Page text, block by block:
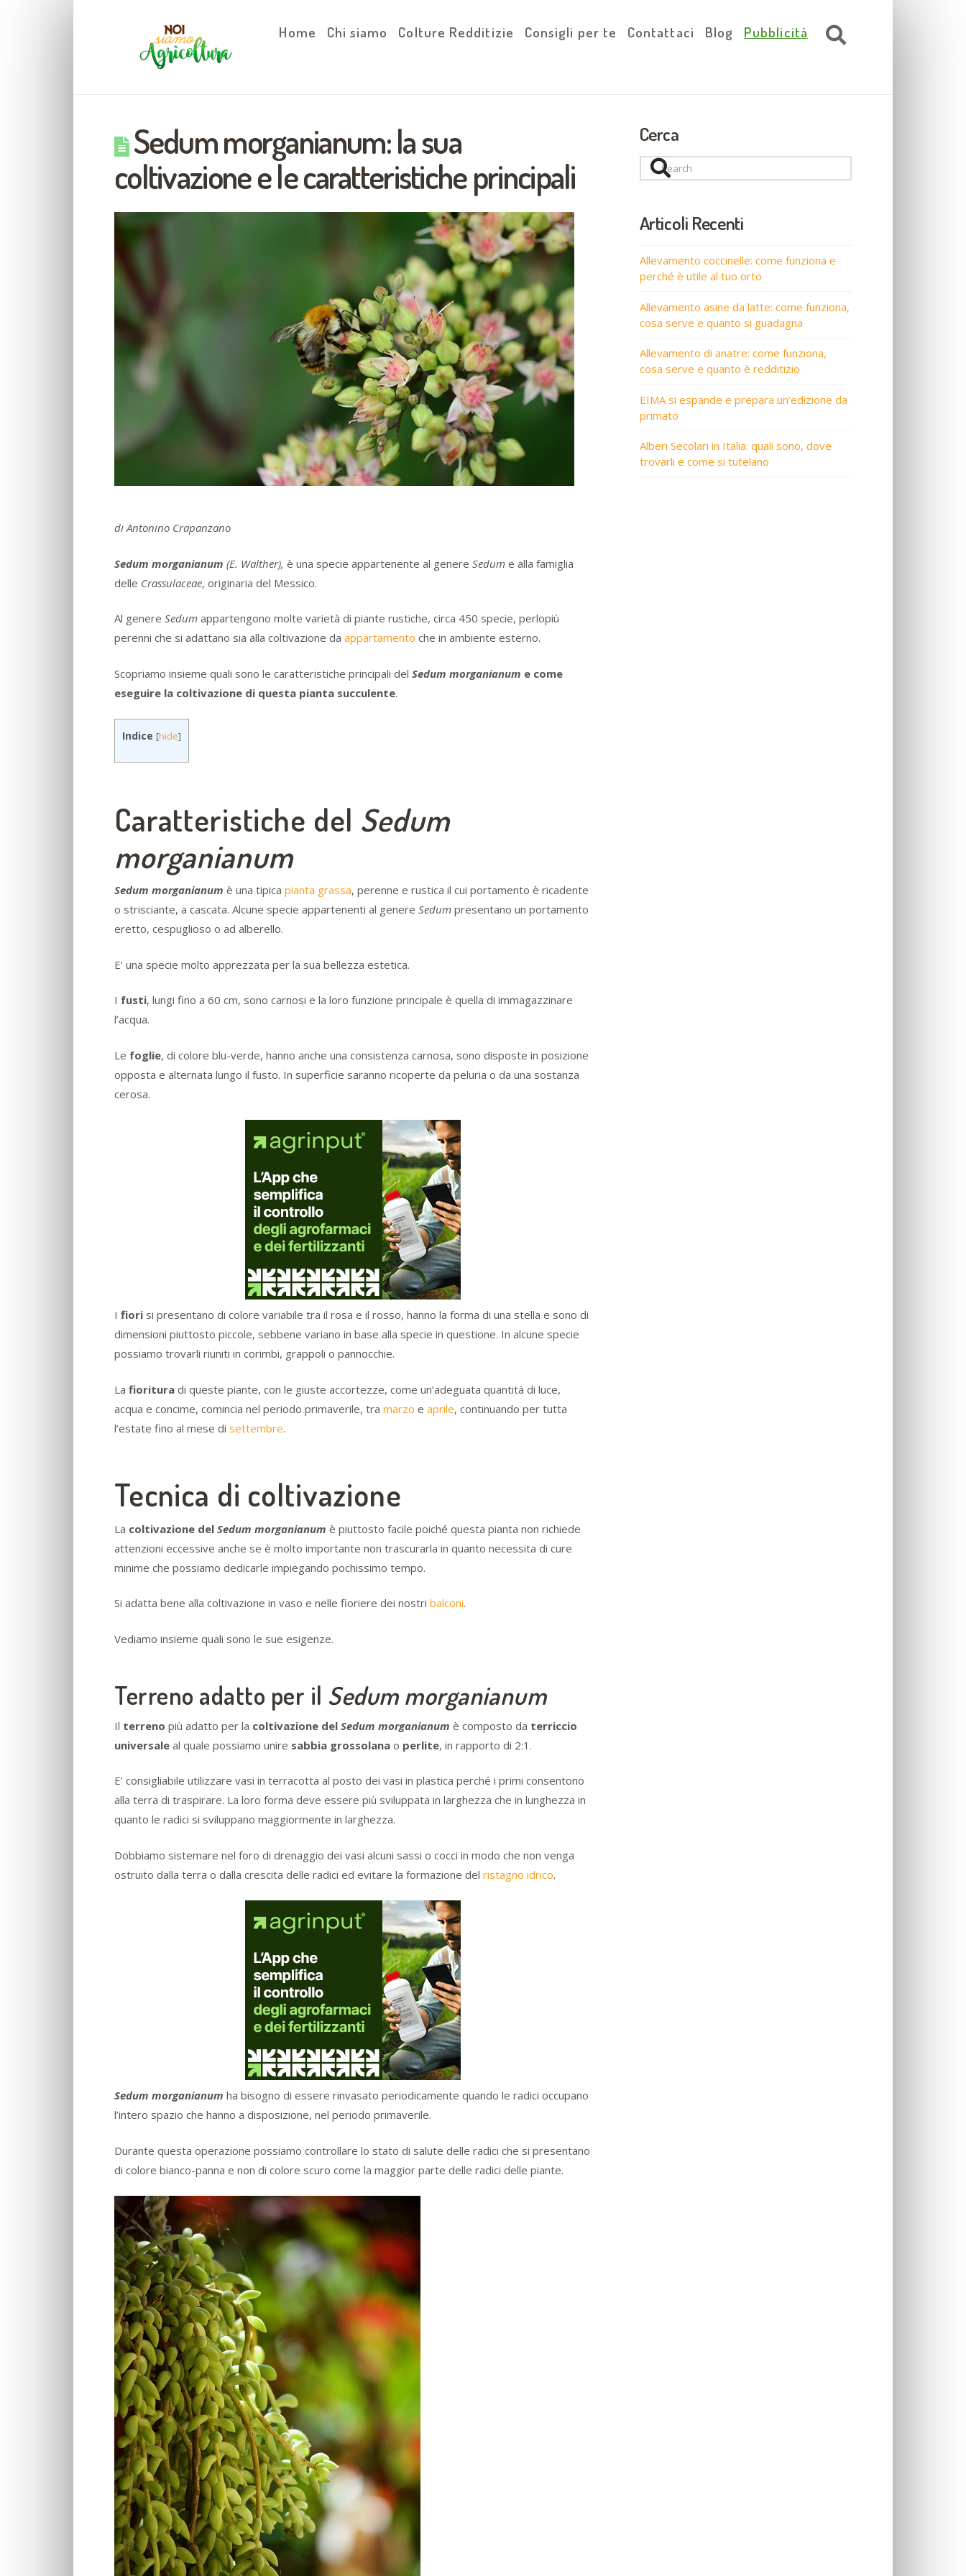
Home Chi siamo Colture Redditizie Consigli per te Contattaci Blog Pubblicità
Sedum morganianum: la sua
coltivazione e le caratteristiche principali
di Antonino Crapanzano
Sedum morganianum (E. Walther), è una specie appartenente al genere Sedum e alla famiglia
delle Crassulaceae, originaria del Messico.
Al genere Sedum appartengono molte varietà di piante rustiche, circa 450 specie, perlopiù
perenni che si adattano sia alla coltivazione da appartamento che in ambiente esterno.
Scopriamo insieme quali sono le caratteristiche principali del Sedum morganianum e come
eseguire la coltivazione di questa pianta succulente.
Indice [hide]
Caratteristiche del Sedum
morganianum
Sedum morganianum è una tipica pianta grassa, perenne e rustica il cui portamento è ricadente
o strisciante, a cascata. Alcune specie appartenenti al genere Sedum presentano un portamento
eretto, cespuglioso o ad alberello.
E’ una specie molto apprezzata per la sua bellezza estetica.
I fusti, lungi fino a 60 cm, sono carnosi e la loro funzione principale è quella di immagazzinare
l’acqua.
Le foglie, di colore blu-verde, hanno anche una consistenza carnosa, sono disposte in posizione
opposta e alternata lungo il fusto. In superficie saranno ricoperte da peluria o da una sostanza
cerosa.
I fiori si presentano di colore variabile tra il rosa e il rosso, hanno la forma di una stella e sono di
dimensioni piuttosto piccole, sebbene variano in base alla specie in questione. In alcune specie
possiamo trovarli riuniti in corimbi, grappoli o pannocchie.
La fioritura di queste piante, con le giuste accortezze, come un’adeguata quantità di luce,
acqua e concime, comincia nel periodo primaverile, tra marzo e aprile, continuando per tutta
l’estate fino al mese di settembre.
Tecnica di coltivazione
La coltivazione del Sedum morganianum è piuttosto facile poiché questa pianta non richiede
attenzioni eccessive anche se è molto importante non trascurarla in quanto necessita di cure
minime che possiamo dedicarle impiegando pochissimo tempo.
Si adatta bene alla coltivazione in vaso e nelle fioriere dei nostri balconi.
Vediamo insieme quali sono le sue esigenze.
Terreno adatto per il Sedum morganianum
Il terreno più adatto per la coltivazione del Sedum morganianum è composto da terriccio
universale al quale possiamo unire sabbia grossolana o perlite, in rapporto di 2:1.
E’ consigliabile utilizzare vasi in terracotta al posto dei vasi in plastica perché i primi consentono
alla terra di traspirare. La loro forma deve essere più sviluppata in larghezza che in lunghezza in
quanto le radici si sviluppano maggiormente in larghezza.
Dobbiamo sistemare nel foro di drenaggio dei vasi alcuni sassi o cocci in modo che non venga
ostruito dalla terra o dalla crescita delle radici ed evitare la formazione del ristagno idrico.
Sedum morganianum ha bisogno di essere rinvasato periodicamente quando le radici occupano
l’intero spazio che hanno a disposizione, nel periodo primaverile.
Durante questa operazione possiamo controllare lo stato di salute delle radici che si presentano
di colore bianco-panna e non di colore scuro come la maggior parte delle radici delle piante.
Cerca
Search
Articoli Recenti
Allevamento coccinelle: come funziona e
perché è utile al tuo orto
Allevamento asine da latte: come funziona,
cosa serve e quanto si guadagna
Allevamento di anatre: come funziona,
cosa serve e quanto è redditizio
EIMA si espande e prepara un’edizione da
primato
Alberi Secolari in Italia: quali sono, dove
trovarli e come si tutelano